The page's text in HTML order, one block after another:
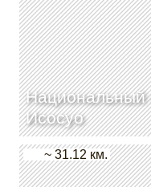
Национальный
Исосуо
~ 31.12 км.